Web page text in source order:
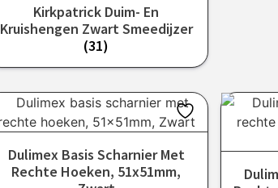
Kirkpatrick Duim- En
Kruishengen Zwart Smeedijzer
(31)
Dulimex Basis Scharnier Met
Rechte Hoeken, 51x51mm,